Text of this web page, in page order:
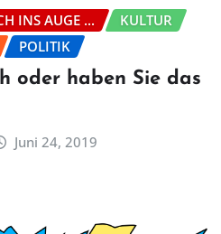
INS AUGE ...
KULTUR
POLITIK
oder haben Sie das
Juni 24, 2019